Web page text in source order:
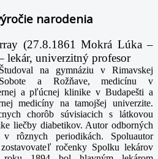
narodenia
(27.8.1861 Mokrá Lúka –
lekár, univerzitný profesor
Študoval na gymnáziu v Rimavskej
Sobote a Rožňave, medicínu v
a pľúcnej klinike v Budapešti a
medicíny na tamojšej univerzite.
chorôb súvisiacich s látkovou
liečby diabetikov. Autor odborných
rôznych periodikách. Spoluautor
ročenky Spolku lekárov